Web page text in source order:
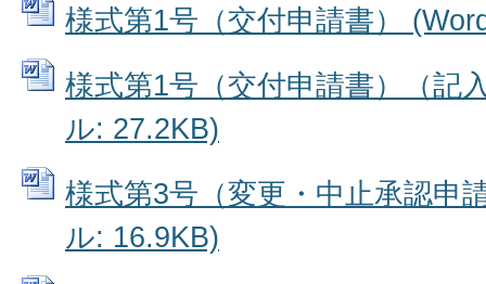
様式第1号（交付申請書）
様式第1号（交付申請書）（記
ル: 27.2KB)
様式第3号（変更・中止承認申
ル: 16.9KB)